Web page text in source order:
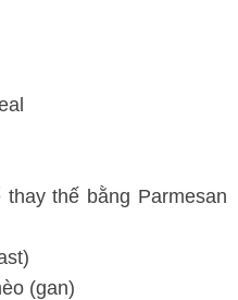
thế bằng Parmesan
(gan)